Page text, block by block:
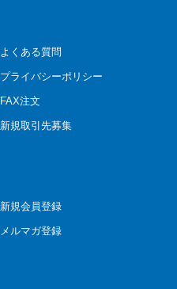
よくある質問
プライバシーポリシー
FAX注文
新規取引先募集
新規会員登録
メルマガ登録